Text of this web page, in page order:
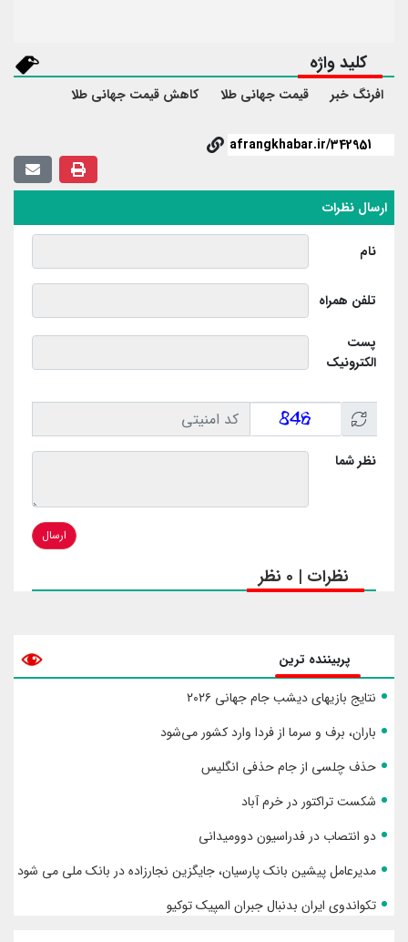
کلید واژه
افرنگ خبر قیمت جهانی طلا کاهش قیمت جهانی طلا
ارسال نظرات
نام
تلفن همراه
پست
الکترونیک
نظر شما
ارسال
نظرات | 0 نظر
پربیننده ترین
نتایج بازیهای دیشب جام جهانی ۲۰۲۶
باران، برف و سرما از فردا وارد کشور می‌شود
حذف چلسی از جام حذفی انگلیس
شکست تراکتور در خرم آباد
دو انتصاب در فدراسیون دوومیدانی
مدیرعامل پیشین بانک پارسیان، جایگزین نجارزاده در بانک ملی می شود
تکواندوی ایران بدنبال جبران المپیک توکیو